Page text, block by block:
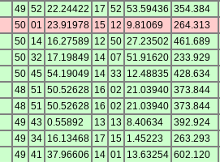
49 52 22.24422 17 52 53.59436 354.384
50 01 23.91978 15 12 9.81069 264.313
50 14 16.27589 12 50 27.23502 461.689
50 32 17.19849 14 07 51.91620 233.929
50 45 54.19049 14 33 12.48835 428.634
48 51 50.52628 16 02 21.03940 373.844
48 51 50.52628 16 02 21.03940 373.844
49 43 0.55892 13 13 8.40634 392.924
49 34 16.13468 17 15 1.45223 263.293
49 41 37.96606 14 01 13.63254 602.120